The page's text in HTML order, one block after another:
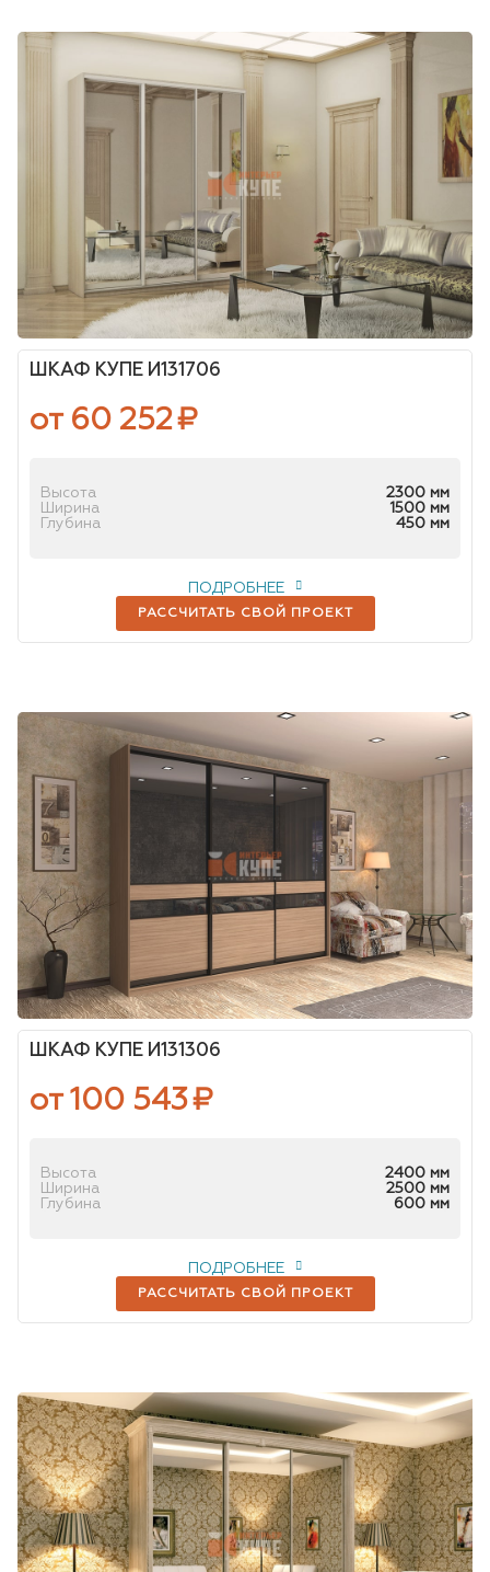
ШКАФ КУПЕ И131706
от 60 252₽
Высота
2300 мм
Ширина
1500 мм
Глубина
450 мм
РАССЧИТАТЬ СВОЙ ПРОЕКТ
ПОДРОБНЕЕ
ШКАФ КУПЕ И131306
от 100 543₽
Высота
2400 мм
Ширина
2500 мм
Глубина
600 мм
РАССЧИТАТЬ СВОЙ ПРОЕКТ
ПОДРОБНЕЕ